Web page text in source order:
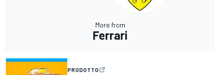
More from
Ferrari
PRODOTTO